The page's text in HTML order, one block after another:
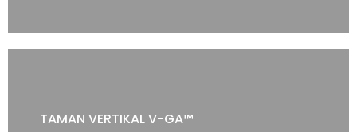
TAMAN VERTIKAL V-GA™